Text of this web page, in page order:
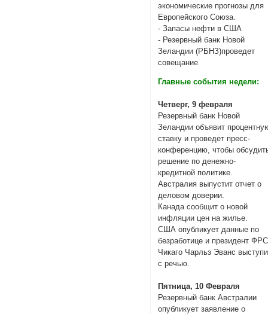
экономические прогнозы для
Европейского Союза.
- Запасы нефти в США
- Резервный банк Новой
Зеландии (РБНЗ)проведет
совещание
Главные события недели:
Четверг, 9 февраля
Резервный банк Новой
Зеландии объявит
ставку и проведет пресс-
конференцию, чтобы
решение по денежно-
кредитной политике.
Австралия выпустит отчет о
деловом доверии.
Канада сообщит о новой
инфляции цен на жилье.
США опубликует данные по
безработице и президент ФРС
Чикаго Чарльз Эванс
с речью.
Пятница, 10 Февраля
Резервный банк Австралии
опубликует заявление о